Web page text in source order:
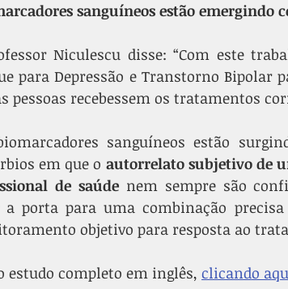
sanguíneos estão emergindo
Niculescu disse: “Com este
para Depressão e Transtorno
pessoas recebessem os tratamentos
sanguíneos estão
em que o autorrelato subjetivo de
de saúde nem sempre são
porta para uma combinação
objetivo para resposta ao
estudo completo em inglês, clicando